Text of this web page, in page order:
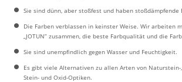
Sie sind dünn, aber stoßfest und haben stoßdämpfende
Die Farben verblassen in keinster Weise. Wir arbeiten
„JOTUN” zusammen, die beste Farbqualität und die
Sie sind unempfindlich gegen Wasser und Feuchtigkeit.
Es gibt viele Alternativen zu allen Arten von Naturstein-,
Stein- und Oxid-Optiken.